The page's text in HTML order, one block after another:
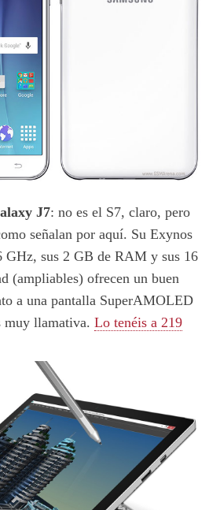
J7: no es el S7, claro, pero
señalan por aquí. Su Exynos
GHz, sus 2 GB de RAM y sus 16
(ampliables) ofrecen un buen
a una pantalla SuperAMOLED
muy llamativa. Lo tenéis a 219